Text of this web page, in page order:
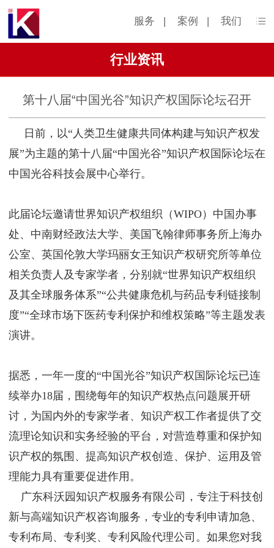
服务 | 案例 | 我们
行业资讯
第十八届“中国光谷”知识产权国际论坛召开
日前，以“人类卫生健康共同体构建与知识产权发
展”为主题的第十八届“中国光谷”知识产权国际论坛在
中国光谷科技会展中心举行。
此届论坛邀请世界知识产权组织（WIPO）中国办事
处、中南财经政法大学、美国飞翰律师事务所上海办
公室、英国伦敦大学玛丽女王知识产权研究所等单位
相关负责人及专家学者，分别就“世界知识产权组织
及其全球服务体系”“公共健康危机与药品专利链接制
度”“全球市场下医药专利保护和维权策略”等主题发表
演讲。
据悉，一年一度的“中国光谷”知识产权国际论坛已连
续举办18届，围绕每年的知识产权热点问题展开研
讨，为国内外的专家学者、知识产权工作者提供了交
流理论知识和实务经验的平台，对营造尊重和保护知
识产权的氛围、提高知识产权创造、保护、运用及管
理能力具有重要促进作用。
广东科沃园知识产权服务有限公司，专注于科技创
新与高端知识产权咨询服务，专业的专利申请加急、
专利布局、专利奖、专利风险代理公司。如果您对我